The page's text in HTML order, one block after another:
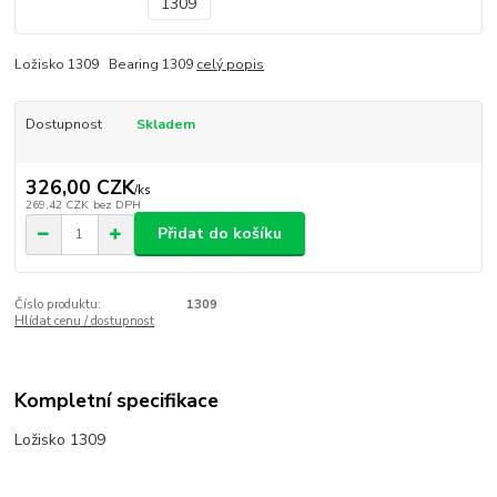
Ložisko 1309 Bearing 1309 celý popis
Dostupnost Skladem
326,00 CZK/ks
269,42 CZK bez DPH
Přidat do košíku
Číslo produktu:
1309
Hlídat cenu / dostupnost
Kompletní specifikace
Ložisko 1309